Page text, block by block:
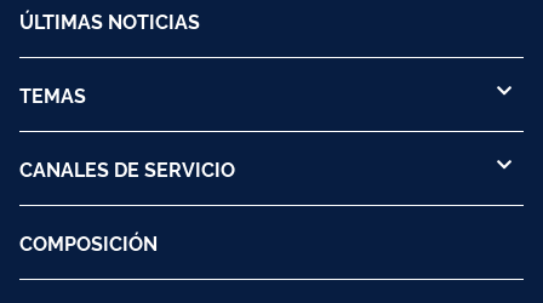
ÚLTIMAS NOTICIAS
TEMAS
CANALES DE SERVICIO
COMPOSICIÓN